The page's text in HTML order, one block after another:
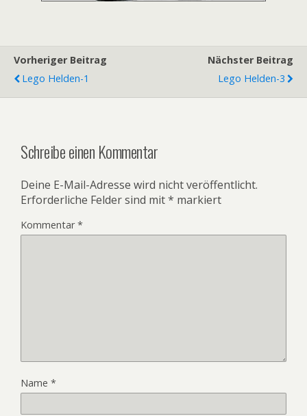
Vorheriger Beitrag
Lego Helden-1
Nächster Beitrag
Lego Helden-3
Schreibe einen Kommentar
Deine E-Mail-Adresse wird nicht veröffentlicht.
Erforderliche Felder sind mit* markiert
Kommentar*
Name *